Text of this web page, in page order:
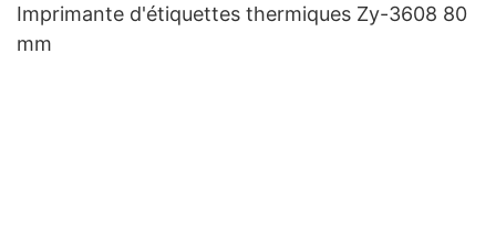
Imprimante d'étiquettes thermiques Zy-3608 80
mm